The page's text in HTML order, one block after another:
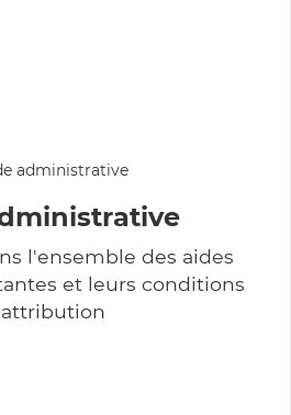
l'ensemble des aides
et leurs conditions